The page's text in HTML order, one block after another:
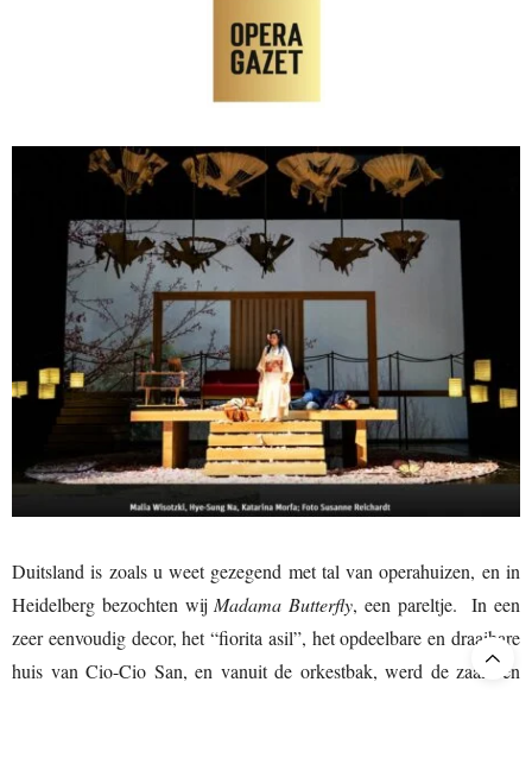
Duitsland is zoals u weet gezegend met tal van operahuizen, en in
Heidelberg bezochten wij Madama Butterfly, een pareltje. In een
zeer eenvoudig decor, het “fiorita asil”, het opdeelbare en draaibare
huis van Cio-Cio San, en vanuit de orkestbak, werd de zaal een